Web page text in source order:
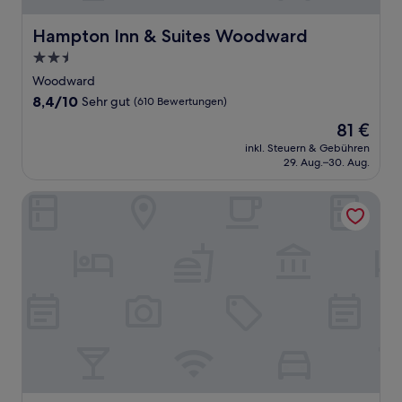
Hampton Inn & Suites Woodward
Hampton Inn & Suites Woodward
2.5-
Sterne-
Unterkunft
Woodward
8.4
Bewertungen)
8,4/10 Sehr gut (610 Bewertungen)
Der
Preis
beträgt
81 €
inkl. Steuern & Gebühren
29. Aug.–30. Aug.